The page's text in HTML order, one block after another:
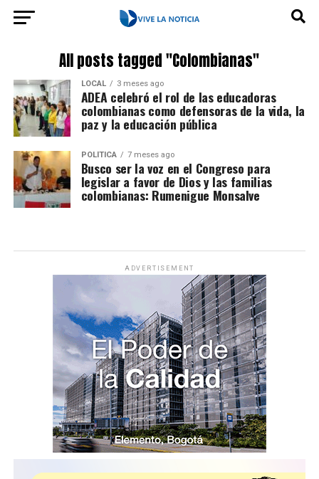
All posts tagged "Colombianas"
LOCAL 3 meses ago
ADEA celebró el rol de las educadoras
colombianas como defensoras de la vida, la
paz y la educación pública
POLÍTICA 7 meses ago
Busco ser la voz en el Congreso para
legislar a favor de Dios y las familias
colombianas: Rumenigue Monsalve
ADVERTISEMENT